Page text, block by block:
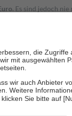
Es sind jedoch
Zuzahlungen an bei: